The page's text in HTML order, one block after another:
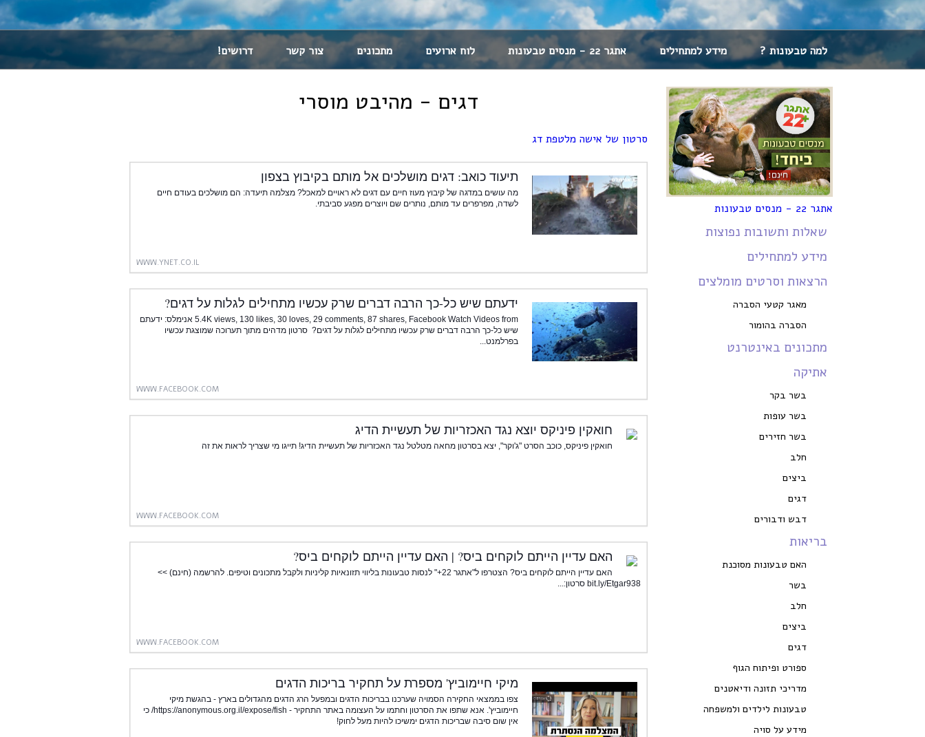
למה טבעונות ? מידע למתחילים אתגר 22 - מנסים טבעונות לוח ארועים מתכונים צור קשר דרושים!
אתגר 22 - מנסים טבעונות
שאלות ותשובות נפוצות
מידע למתחילים
הרצאות וסרטים מומלצים
מאגר קטעי הסברה
הסברה בהומור
מתכונים באינטרנט
אתיקה
בשר בקר
בשר עופות
בשר חזירים
חלב
ביצים
דגים
דבש ודבורים
בריאות
האם טבעונות מסוכנת
בשר
חלב
ביצים
דגים
ספורט ופיתוח הגוף
מדריכי תזונה ודיאטנים
טבעונות לילדים ולמשפחה
מידע על סויה
דגים - מהיבט מוסרי
סרטון של אישה מלטפת דג
תיעוד כואב: דגים מושלכים אל מותם בקיבוץ בצפון
מה עושים במדגה של קיבוץ מעוז חיים עם דגים לא ראויים למאכל? מצלמה תיעדה: הם מושלכים בעודם חיים
לשדה, מפרפרים עד מותם, נותרים שם ויוצרים מפגע סביבתי.
WWW.YNET.CO.IL
ידעתם שיש כל-כך הרבה דברים שרק עכשיו מתחילים לגלות על דגים?
5.4K views, 130 likes, 30 loves, 29 comments, 87 shares, Facebook Watch Videos from אנימלס: ידעתם
שיש כל-כך הרבה דברים שרק עכשיו מתחילים לגלות על דגים? סרטון מדהים מתוך תערוכה שמוצגת עכשיו
בפרלמנט...
WWW.FACEBOOK.COM
חואקין פיניקס יוצא נגד האכזריות של תעשיית הדיג
חואקין פיניקס, כוכב הסרט "ג'וקר", יצא בסרטון מחאה מטלטל נגד האכזריות של תעשיית הדיג! תייגו מי שצריך לראות את זה
WWW.FACEBOOK.COM
האם עדיין הייתם לוקחים ביס? | האם עדיין הייתם לוקחים ביס?
האם עדיין הייתם לוקחים ביס? הצטרפו ל"אתגר 22+" לנסות טבעונות בליווי תזונאיות קליניות ולקבל מתכונים וטיפים. להרשמה (חינם) >>
bit.ly/Etgar938 סרטון:...
WWW.FACEBOOK.COM
מיקי חיימוביץ' מספרת על תחקיר בריכות הדגים
צפו בממצאי החקירה הסמויה שערכנו בבריכות הדגים ובמפעל הרג הדגים מהגדולים בארץ - בהגשת מיקי
חיימוביץ'. אנא שתפו את הסרטון וחתמו על העצומה באתר התחקיר - https://anonymous.org.il/expose/fish/ כי
אין שום סיבה שבריכות הדגים ימשיכו להיות מעל לחוק!